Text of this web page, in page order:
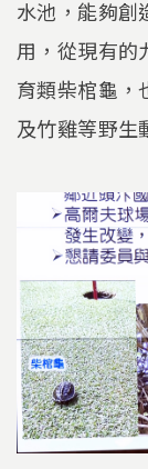
水池，能夠創
用，從現有的
育類柴棺龜，
及竹雞等野生